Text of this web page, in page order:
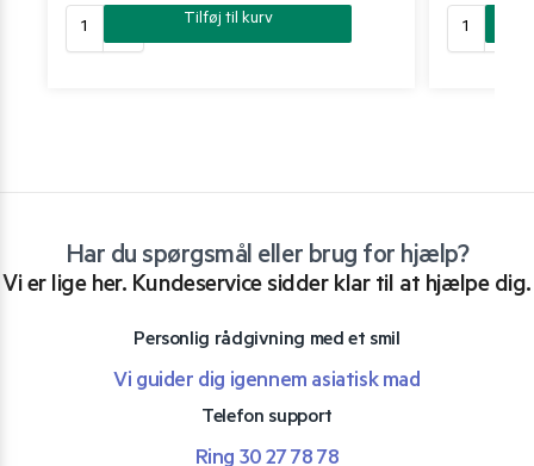
Tilføj til kurv
Har du spørgsmål eller brug for hjælp?
Vi er lige her. Kundeservice sidder klar til at hjælpe dig.
Personlig rådgivning med et smil
Vi guider dig igennem asiatisk mad
Telefon support
Ring 30 27 78 78